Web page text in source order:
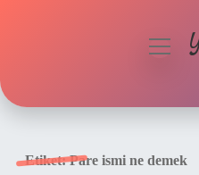
Etiket:Pare ismi ne demek